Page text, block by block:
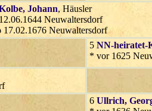
, Johann, Häusler
Neuwaltersdorf
17.02.1676 Neuwaltersdorf
5 NN-heiratet-
* vor 1625
6 Ullrich,